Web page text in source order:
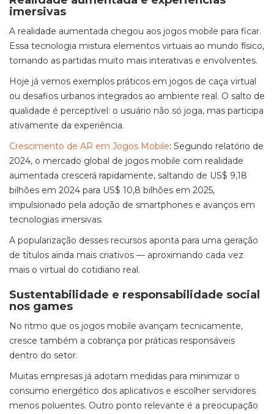
imersivas
A realidade aumentada chegou aos jogos mobile para ficar.
Essa tecnologia mistura elementos virtuais ao mundo físico,
tornando as partidas muito mais interativas e envolventes.
Hoje já vemos exemplos práticos em jogos de caça virtual
ou desafios urbanos integrados ao ambiente real. O salto de
qualidade é perceptível: o usuário não só joga, mas participa
ativamente da experiência.
Crescimento de AR em Jogos Mobile: Segundo relatório de
2024, o mercado global de jogos mobile com realidade
aumentada crescerá rapidamente, saltando de US$ 9,18
bilhões em 2024 para US$ 10,8 bilhões em 2025,
impulsionado pela adoção de smartphones e avanços em
tecnologias imersivas.
A popularização desses recursos aponta para uma geração
de títulos ainda mais criativos — aproximando cada vez
mais o virtual do cotidiano real.
Sustentabilidade e responsabilidade social
nos games
No ritmo que os jogos mobile avançam tecnicamente,
cresce também a cobrança por práticas responsáveis
dentro do setor.
Muitas empresas já adotam medidas para minimizar o
consumo energético dos aplicativos e escolher servidores
menos poluentes. Outro ponto relevante é a preocupação